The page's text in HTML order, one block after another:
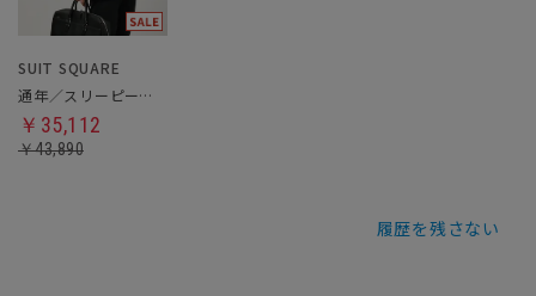
SUIT SQUARE
通年／スリーピーススーツ
￥35,112
￥43,890
履歴を残さない